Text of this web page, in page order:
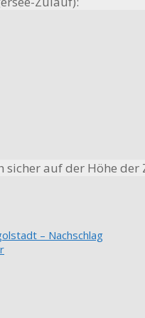
sicher auf der Höhe der
– Nachschlag